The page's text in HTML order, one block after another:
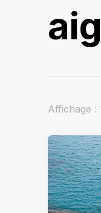
Affichage :